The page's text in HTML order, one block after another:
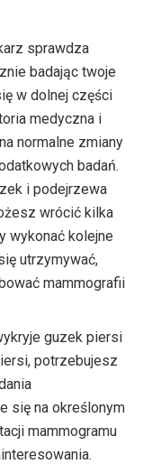
sprawdza
badając twoje
w dolnej części
medyczna i
normalne zmiany
badań.
i podejrzewa
wrócić kilka
wykonać kolejne
utrzymywać,
mammografii
guzek piersi
potrzebujesz
się na określonym
mammogramu